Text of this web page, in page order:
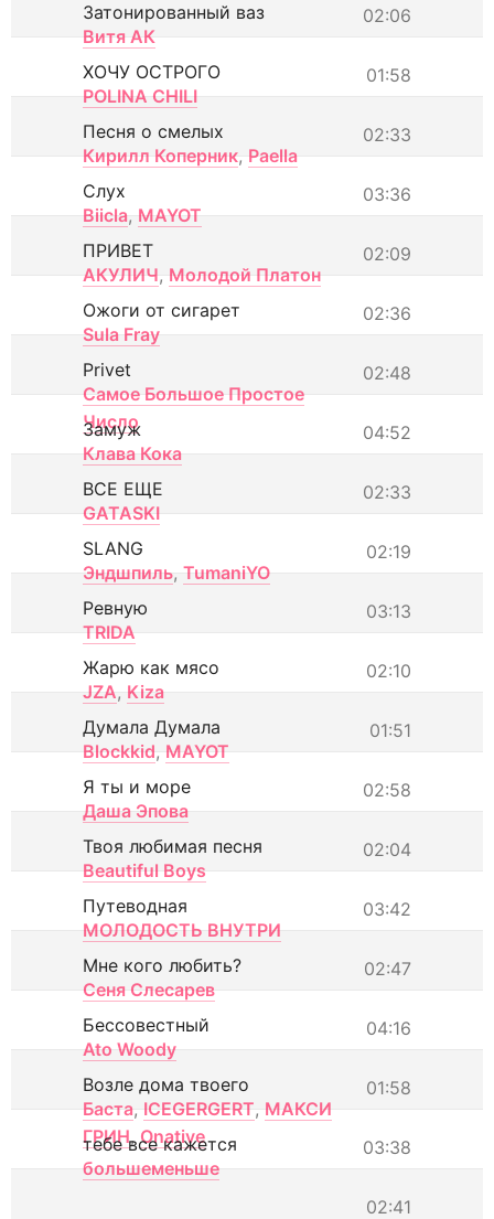
02:06
Затонированный ваз
Витя АК
01:58
ХОЧУ ОСТРОГО
POLINA CHILI
02:33
Песня о смелых
Кирилл Коперник, Paella
03:36
Слух
Biicla, MAYOT
02:09
ПРИВЕТ
АКУЛИЧ, Молодой Платон
02:36
Ожоги от сигарет
Sula Fray
02:48
Privet
Самое Большое Простое
Число
04:52
Замуж
Клава Кока
02:33
ВСЕ ЕЩЕ
GATASKI
02:19
SLANG
Эндшпиль, TumaniYO
03:13
Ревную
TRIDA
02:10
Жарю как мясо
JZA, Kiza
01:51
Думала Думала
Blockkid, MAYOT
02:58
Я ты и море
Даша Эпова
02:04
Твоя любимая песня
Beautiful Boys
03:42
Путеводная
МОЛОДОСТЬ ВНУТРИ
02:47
Мне кого любить?
Сеня Слесарев
04:16
Бессовестный
Ato Woody
01:58
Возле дома твоего
Баста, ICEGERGERT, МАКСИ
ГРИН, Onative 03:38
тебе все кажется
большеменьше
02:41